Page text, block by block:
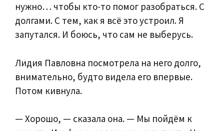
нужно… чтобы кто-то помог разобраться. С
долгами. С тем, как я всё это устроил. Я
запутался. И боюсь, что сам не выберусь.
Лидия Павловна посмотрела на него долго,
внимательно, будто видела его впервые.
Потом кивнула.
— Хорошо, — сказала она. — Мы пойдём к